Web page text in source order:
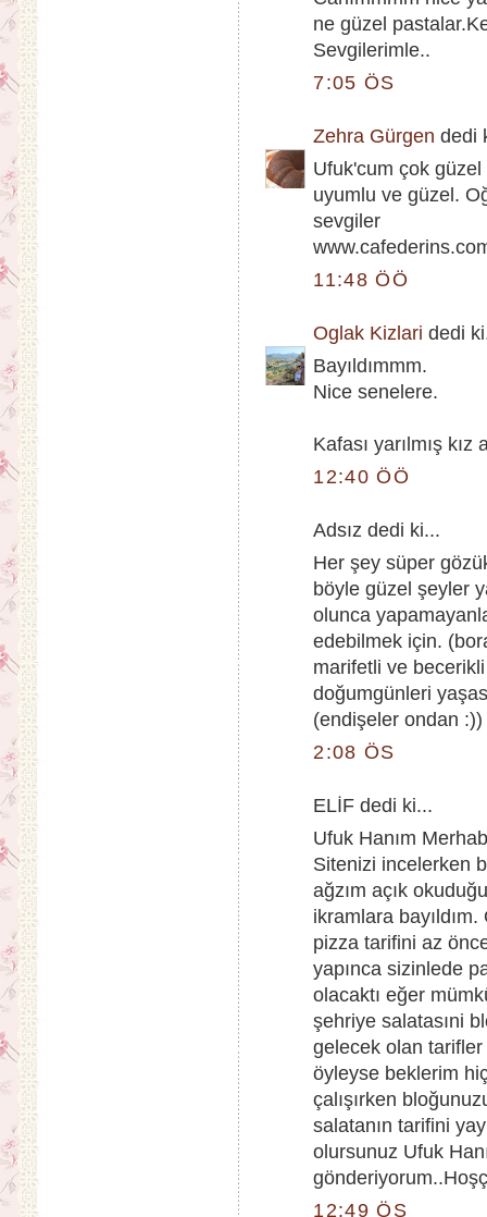
ne güzel
Sevgilerimle..
7:05 ÖS
Zehra Gürgen dedi
Ufuk'cum çok güzel
uyumlu ve güzel.
sevgiler
11:48 ÖÖ
Oglak Kizlari dedi
Bayıldımmm.
Nice senelere.
Kafası yarılmış
12:40 ÖÖ
Adsız dedi ki...
Her şey süper
böyle güzel şeyler
olunca
edebilmek için.
marifetli ve
doğumgünleri
(endişeler ondan :))
2:08 ÖS
ELİF dedi ki...
Ufuk Hanım
Sitenizi incelerken
ağzım açık
ikramlara
pizza tarifini az
yapınca sizinlede
olacaktı eğer
şehriye salatasıni
gelecek olan tarifler
öyleyse beklerim
çalışırken
salatanın tarifini
olursunuz Ufuk
12:49 ÖS